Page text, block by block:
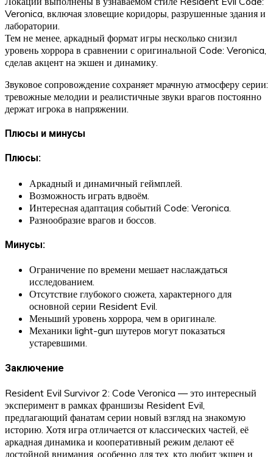
Veronica, включая зловещие коридоры, разрушенные здания и
лаборатории.
Тем не менее, аркадный формат игры несколько снизил
уровень хоррора в сравнении с оригинальной Code: Veronica,
сделав акцент на экшен и динамику.
Звуковое сопровождение сохраняет мрачную атмосферу серии:
тревожные мелодии и реалистичные звуки врагов постоянно
держат игрока в напряжении.
Плюсы и минусы
Плюсы:
Аркадный и динамичный геймплей.
Возможность играть вдвоём.
Интересная адаптация событий Code: Veronica.
Разнообразие врагов и боссов.
Минусы:
Ограничение по времени мешает наслаждаться
исследованием.
Отсутствие глубокого сюжета, характерного для
основной серии Resident Evil.
Меньший уровень хоррора, чем в оригинале.
Механики light-gun шутеров могут показаться
устаревшими.
Заключение
Resident Evil Survivor 2: Code Veronica — это интересный
эксперимент в рамках франшизы Resident Evil,
предлагающий фанатам серии новый взгляд на знакомую
историю. Хотя игра отличается от классических частей, её
аркадная динамика и кооперативный режим делают её
достойной внимания, особенно для тех, кто любит экшен и